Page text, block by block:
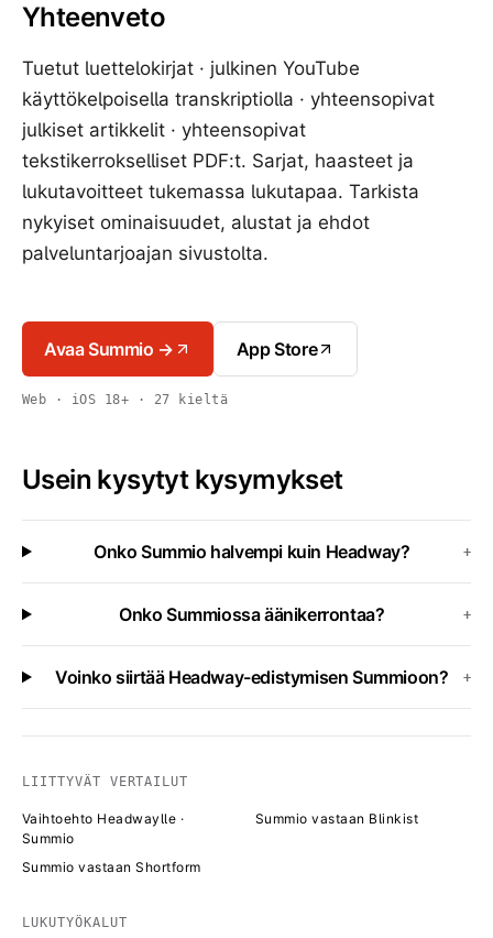
Yhteenveto
Tuetut luettelokirjat · julkinen YouTube
käyttökelpoisella transkriptiolla · yhteensopivat
julkiset artikkelit · yhteensopivat
tekstikerrokselliset PDF:t. Sarjat, haasteet ja
lukutavoitteet tukemassa lukutapaa. Tarkista
nykyiset ominaisuudet, alustat ja ehdot
palveluntarjoajan sivustolta.
Avaa Summio → App Store
Web · iOS 18+ · 27 kieltä
Usein kysytyt kysymykset
Onko Summio halvempi kuin Headway? +
Onko Summiossa äänikerrontaa? +
Voinko siirtää Headway-edistymisen Summioon? +
LIITTYVÄT VERTAILUT
Vaihtoehto Headwaylle ·
Summio
Summio vastaan Blinkist
Summio vastaan Shortform
LUKUTYÖKALUT